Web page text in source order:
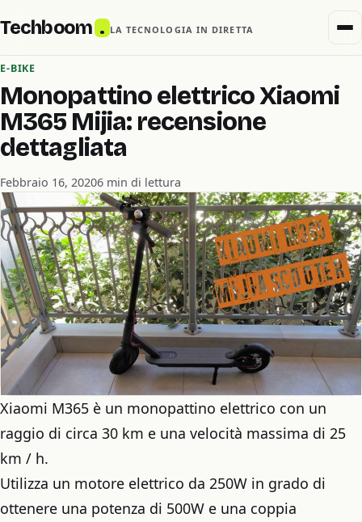
Techboom . LA TECNOLOGIA IN DIRETTA
E-BIKE
Monopattino elettrico Xiaomi
M365 Mijia: recensione
dettagliata
Febbraio 16, 20206 min di lettura
Xiaomi M365 è un monopattino elettrico con un
raggio di circa 30 km e una velocità massima di 25
km / h.
Utilizza un motore elettrico da 250W in grado di
ottenere una potenza di 500W e una coppia